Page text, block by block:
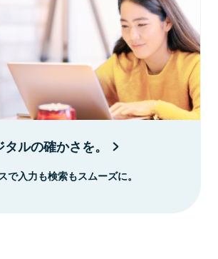
ルの確かさを。
で入力も検索もスムーズに。